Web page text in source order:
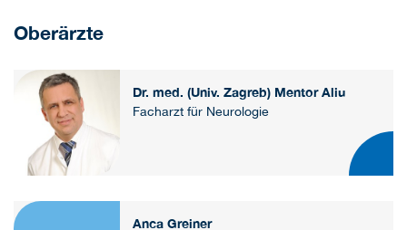
Oberärzte
Dr. med. (Univ. Zagreb) Mentor Aliu
Facharzt für Neurologie
Anca Greiner